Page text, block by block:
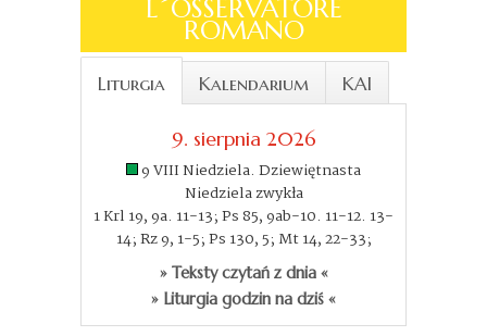
L´OSSERVATORE
ROMANO
Liturgia Kalendarium KAI
9. sierpnia 2026
9 VIII Niedziela. Dziewiętnasta
Niedziela zwykła
1 Krl 19, 9a. 11-13; Ps 85, 9ab-10. 11-12. 13-
14; Rz 9, 1-5; Ps 130, 5; Mt 14, 22-33;
» Teksty czytań z dnia «
» Liturgia godzin na dziś «